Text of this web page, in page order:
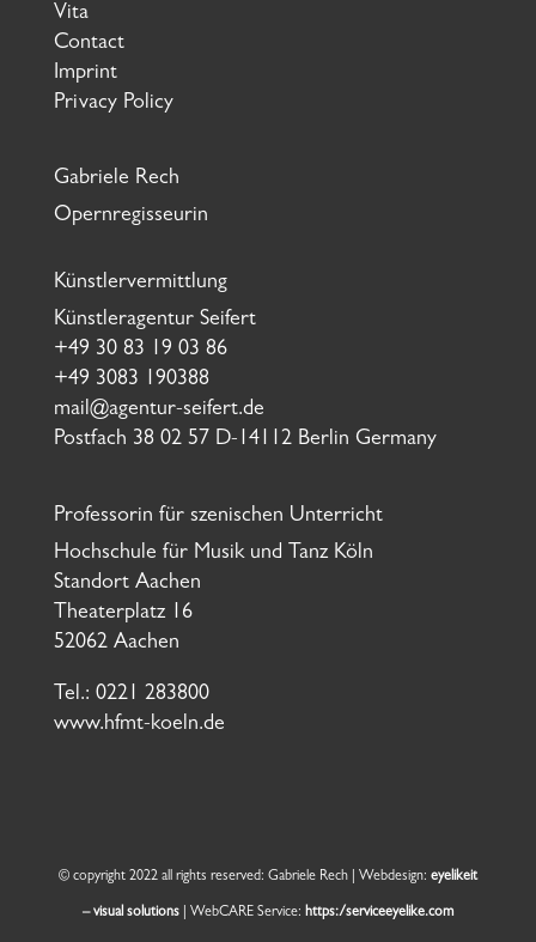
Vita
Contact
Imprint
Privacy Policy
Gabriele Rech
Opernregisseurin
Künstlervermittlung
Künstleragentur Seifert
+49 30 83 19 03 86
+49 3083 190388
mail@agentur-seifert.de
Postfach 38 02 57 D-14112 Berlin Germany
Professorin für szenischen Unterricht
Hochschule für Musik und Tanz Köln
Standort Aachen
Theaterplatz 16
52062 Aachen
Tel.: 0221 283800
www.hfmt-koeln.de
© copyright 2022 all rights reserved: Gabriele Rech | Webdesign: eyelikeit
– visual solutions| WebCARE Service: https:/serviceeyelike.com